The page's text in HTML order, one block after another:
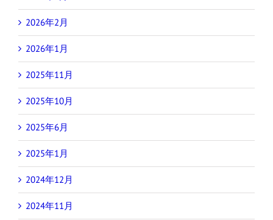
2026年2月
2026年1月
2025年11月
2025年10月
2025年6月
2025年1月
2024年12月
2024年11月